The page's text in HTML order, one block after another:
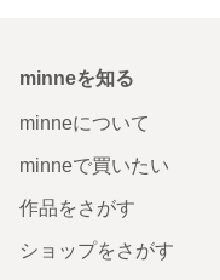
minneを知る
minneについて
minneで買いたい
作品をさがす
ショップをさがす